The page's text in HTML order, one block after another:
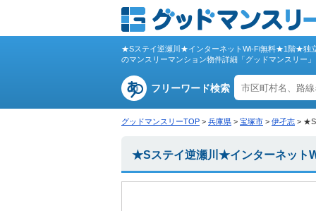
★Sステイ逆瀬川★インターネットWi-Fi無料★1階★独
のマンスリーマンション物件詳細「グッドマンスリー」
フリーワード検索
グッドマンスリーTOP > 兵庫県 > 宝塚市 > 伊孑志 > ★S
★Sステイ逆瀬川★インターネット